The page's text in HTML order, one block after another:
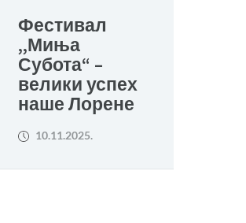
Фестивал
,,Миња
Субота“ –
велики успех
наше Лорене
10.11.2025.